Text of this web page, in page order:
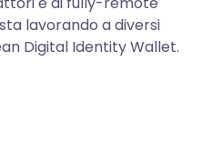
lavorando a diversi
Digital Identity Wallet.